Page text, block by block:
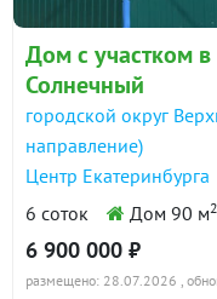
Дом с участком
Солнечный
городской округ
направление)
Центр
6 соток
Дом 90 м2
6 900 000 ₽
размещено: 28.07.2026 ,